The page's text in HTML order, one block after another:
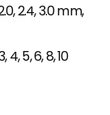
2.4, 3.0 mm,
4, 5, 6, 8, 10